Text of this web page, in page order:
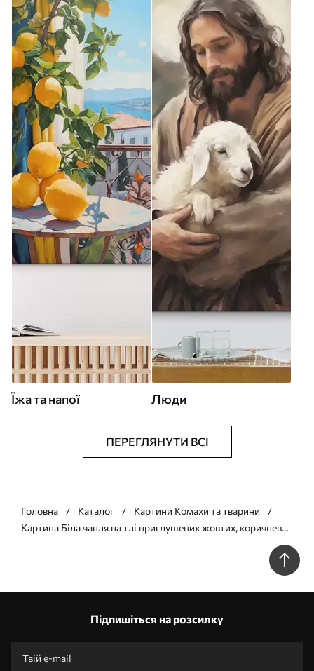
Їжа та напої Люди
ПЕРЕГЛЯНУТИ ВСІ
Головна Каталог
Картини Комахи та тварини
Картина Біла чапля на тлі приглушених жовтих, коричневих
Підпишіться на розсилку